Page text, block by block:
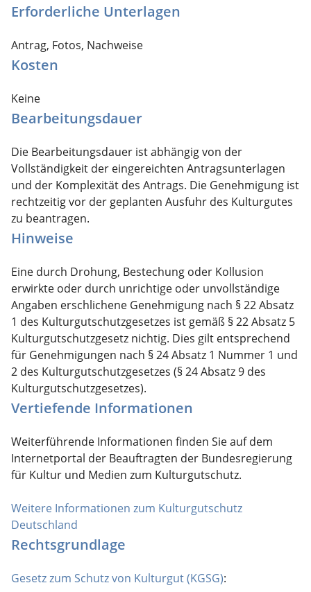
Erforderliche Unterlagen
Antrag, Fotos, Nachweise
Kosten
Keine
Bearbeitungsdauer
Die Bearbeitungsdauer ist abhängig von der
Vollständigkeit der eingereichten Antragsunterlagen
und der Komplexität des Antrags. Die Genehmigung ist
rechtzeitig vor der geplanten Ausfuhr des Kulturgutes
zu beantragen.
Hinweise
Eine durch Drohung, Bestechung oder Kollusion
erwirkte oder durch unrichtige oder unvollständige
Angaben erschlichene Genehmigung nach § 22 Absatz
1 des Kulturgutschutzgesetzes ist gemäß § 22 Absatz 5
Kulturgutschutzgesetz nichtig. Dies gilt entsprechend
für Genehmigungen nach § 24 Absatz 1 Nummer 1 und
2 des Kulturgutschutzgesetzes (§ 24 Absatz 9 des
Kulturgutschutzgesetzes).
Vertiefende Informationen
Weiterführende Informationen finden Sie auf dem
Internetportal der Beauftragten der Bundesregierung
für Kultur und Medien zum Kulturgutschutz.
Weitere Informationen zum Kulturgutschutz
Deutschland
Rechtsgrundlage
Gesetz zum Schutz von Kulturgut(KGSG):